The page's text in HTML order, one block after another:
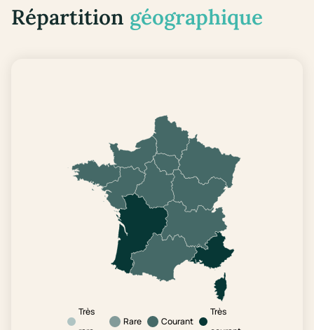
Répartition géographique
Très
Rare Courant
Très